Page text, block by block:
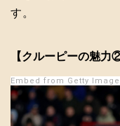
す。
【クルーピーの魅力
Embed from Getty